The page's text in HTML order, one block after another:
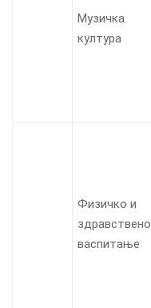
Музичка
култура
Физичко и
здравствено
васпитање